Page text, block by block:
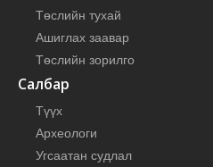
Төслийн тухай
Ашиглах заавар
Төслийн зорилго
Салбар
Түүх
Археологи
Угсаатан судлал